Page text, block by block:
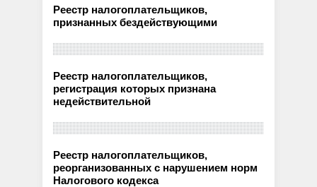
Реестр налогоплательщиков,
признанных бездействующими
Реестр налогоплательщиков,
регистрация которых признана
недействительной
Реестр налогоплательщиков,
реорганизованных с нарушением норм
Налогового кодекса